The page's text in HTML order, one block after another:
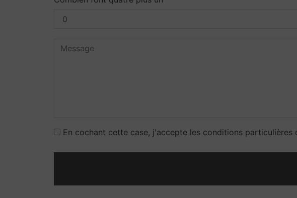
En cochant cette case, j'accepte les conditions particulières